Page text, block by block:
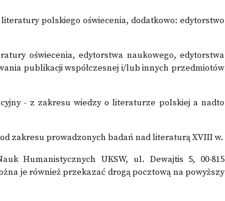
polskiego oświecenia, dodatkowo: edytorstwo
oświecenia, edytorstwa naukowego, edytorstwa
publikacji współczesnej i/lub innych przedmiotów
- z zakresu wiedzy o literaturze polskiej a nadto
zakresu prowadzonych badań nad literaturą XVIII w.
Humanistycznych UKSW, ul. Dewajtis 5, 00-815
je również przekazać drogą pocztową na powyższy